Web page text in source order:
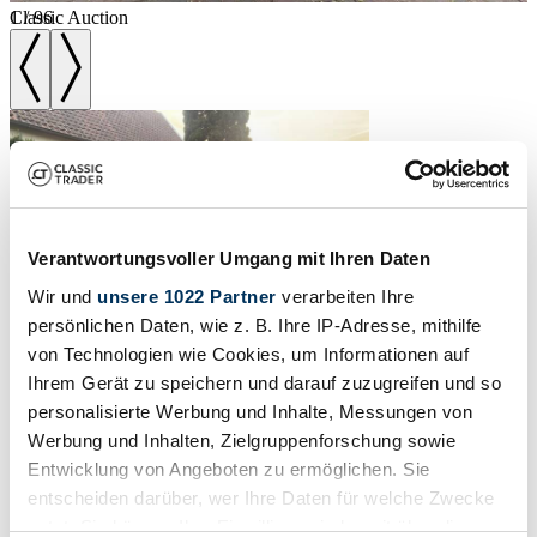
Verantwortungsvoller Umgang mit Ihren Daten
Wir und unsere 1022 Partner verarbeiten Ihre
persönlichen Daten, wie z. B. Ihre IP-Adresse, mithilfe
von Technologien wie Cookies, um Informationen auf
Ihrem Gerät zu speichern und darauf zuzugreifen und so
personalisierte Werbung und Inhalte, Messungen von
Werbung und Inhalten, Zielgruppenforschung sowie
Entwicklung von Angeboten zu ermöglichen. Sie
entscheiden darüber, wer Ihre Daten für welche Zwecke
nutzt. Sie können Ihre Einwilligung jederzeit über die
1/96
Classic Auction
1966 | Volvo P 123 GT